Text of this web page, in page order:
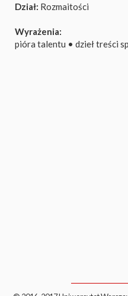
Dział: Rozmaitości
Wyrażenia:
pióra talentu • dzieł treści